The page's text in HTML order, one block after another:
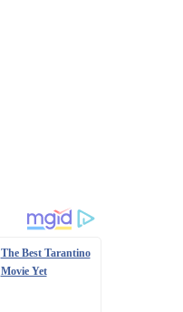
The Best Tarantino
Movie Yet